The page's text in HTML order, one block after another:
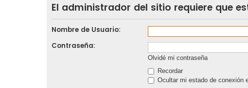
El administrador del sitio requiere que
Nombre de Usuario:
Contraseña:
Olvidé mi contraseña
Recordar
Ocultar mi estado de conexión